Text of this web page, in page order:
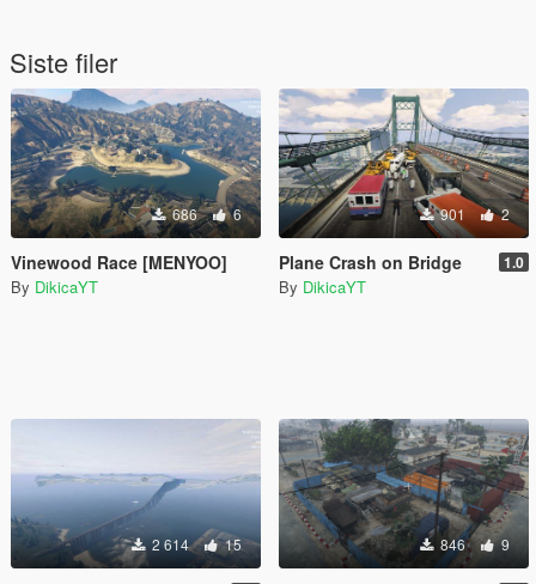
Siste filer
686 6
Vinewood Race [MENYOO]
By DikicaYT
901 2
Plane Crash on Bridge 1.0
By DikicaYT
2 614 15 846 9